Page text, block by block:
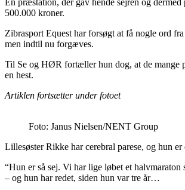
500.000 kroner.
Zibrasport Equest har forsøgt at få nogle ord
men indtil nu forgæves.
Til Se og HØR fortæller hun dog, at de mange
en hest.
Artiklen fortsætter under fotoet
Foto: Janus Nielsen/NENT Group
Lillesøster Rikke har cerebral parese, og hun er
“Hun er så sej. Vi har lige løbet et halvmaraton
– og hun har redet, siden hun var tre år…